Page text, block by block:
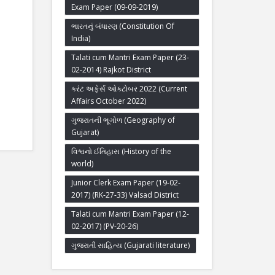
Exam Paper (09-09-2019)
ભારતનું બંધારણ (Constitution Of
India)
Talati cum Mantri Exam Paper (23-
02-2014) Rajkot District
કરંટ અફેર્સ ઓક્ટોબર 2022 (Current
Affairs October 2022)
ગુજરાતની ભૂગોળ (Geography of
Gujarat)
વિશ્વનો ઈતિહાસ (History of the
world)
Junior Clerk Exam Paper (19-02-
2017) (RK-27-33) Valsad District
Talati cum Mantri Exam Paper (12-
02-2017) (PV-20-26)
ગુજરાતી સાહિત્ય (Gujarati literature)